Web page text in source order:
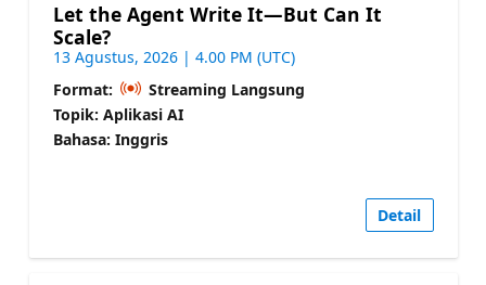
Let the Agent Write It—But Can It
Scale?
13 Agustus, 2026 | 4.00 PM (UTC)
Format:
Streaming Langsung
Topik: Aplikasi AI
Bahasa: Inggris
Detail